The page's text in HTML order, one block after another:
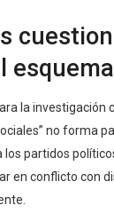
esquema
la investigación
no forma
partidos
en conflicto con